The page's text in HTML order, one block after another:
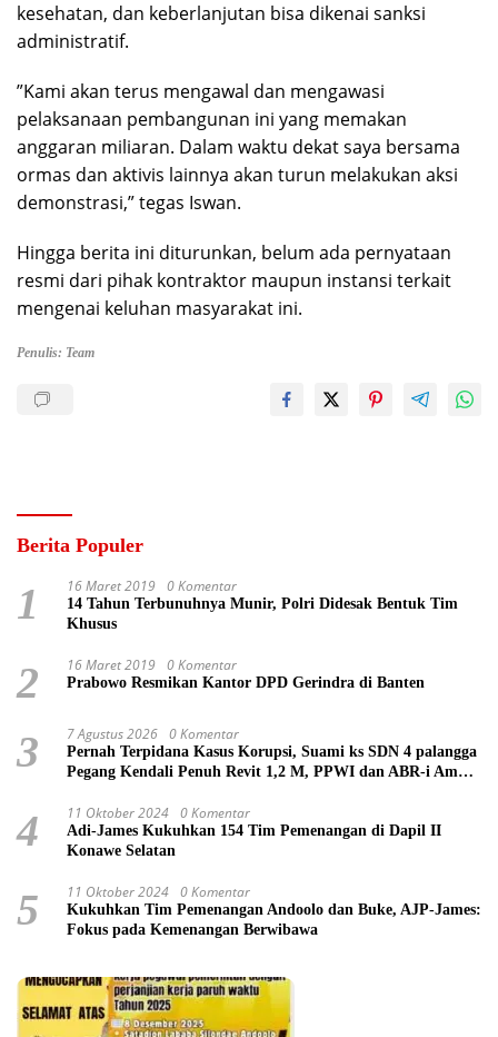
kesehatan, dan keberlanjutan bisa dikenai sanksi
administratif.
‎​”Kami akan terus mengawal dan mengawasi
pelaksanaan pembangunan ini yang memakan
anggaran miliaran. Dalam waktu dekat saya bersama
ormas dan aktivis lainnya akan turun melakukan aksi
demonstrasi,” tegas Iswan.
‎​Hingga berita ini diturunkan, belum ada pernyataan
resmi dari pihak kontraktor maupun instansi terkait
mengenai keluhan masyarakat ini.
Penulis: Team
Berita Populer
1 16 Maret 2019 0 Komentar
14 Tahun Terbunuhnya Munir, Polri Didesak Bentuk Tim
Khusus
2 16 Maret 2019 0 Komentar
Prabowo Resmikan Kantor DPD Gerindra di Banten
3 7 Agustus 2026 0 Komentar
Pernah Terpidana Kasus Korupsi, Suami ks SDN 4 palangga
Pegang Kendali Penuh Revit 1,2 M, PPWI dan ABR-i Ambil
4 11 Oktober 2024 0 Komentar
Adi-James Kukuhkan 154 Tim Pemenangan di Dapil II
Konawe Selatan
5 11 Oktober 2024 0 Komentar
Kukuhkan Tim Pemenangan Andoolo dan Buke, AJP-James:
Fokus pada Kemenangan Berwibawa